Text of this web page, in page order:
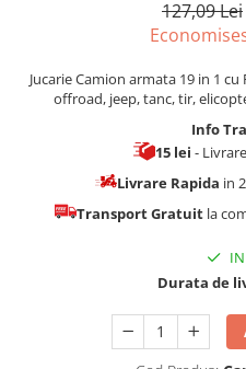
127,09 Lei
Jucarie Camion armata 19 in 1
offroad, jeep, tanc, tir,
Info
15 lei -
Livrare Rapida in
Transport Gratuit la
Durata de